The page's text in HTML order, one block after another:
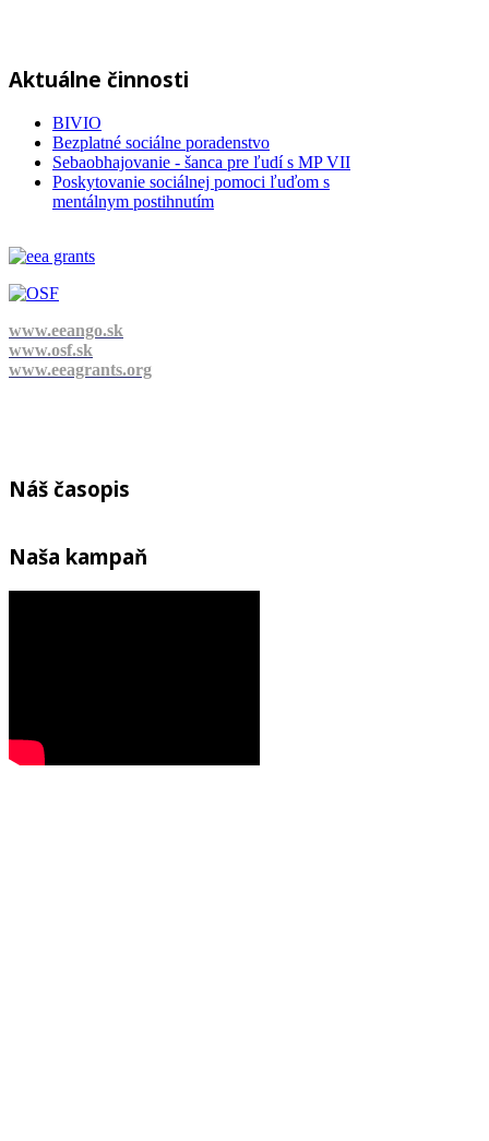
Aktuálne činnosti
BIVIO
Bezplatné sociálne poradenstvo
Sebaobhajovanie - šanca pre ľudí s MP VII
Poskytovanie sociálnej pomoci ľuďom s
mentálnym postihnutím
www.eeango.sk
www.osf.sk
www.eeagrants.org
Náš časopis
Naša kampaň